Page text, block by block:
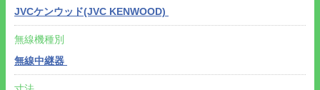
JVCケンウッド(JVC KENWOOD)
無線機種別
無線中継器